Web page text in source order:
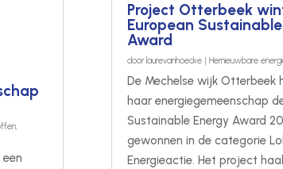
,
Project Otterbeek
European
Award
door laurevanhoecke| Hernieuwbare
De Mechelse wijk Otterbeek
haar energiegemeenschap
Sustainable Energy Award
gewonnen in de categorie
Energieactie. Het project